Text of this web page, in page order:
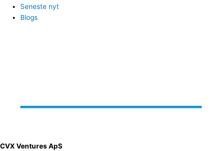
Seneste nyt
Blogs
CVX Ventures ApS